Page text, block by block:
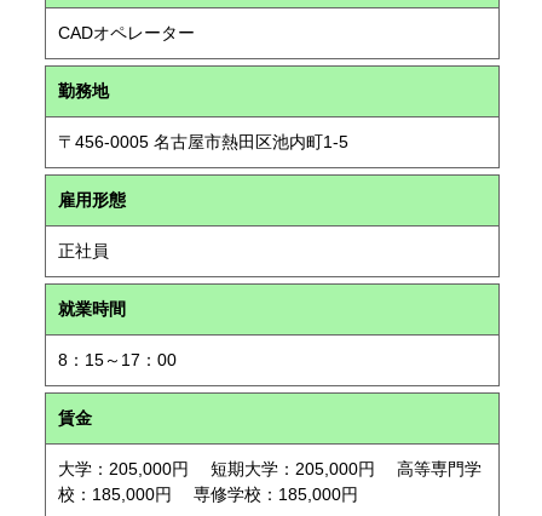
CADオペレーター
勤務地
〒456-0005 名古屋市熱田区池内町1-5
雇用形態
正社員
就業時間
8：15～17：00
賃金
大学：205,000円 短期大学：205,000円 高等専門学
校：185,000円 専修学校：185,000円